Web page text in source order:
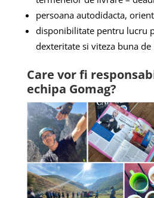
persoana autodidacta,
disponibilitate pentru lucru
dexteritate si viteza buna de
Care vor fi
echipa Gomag?